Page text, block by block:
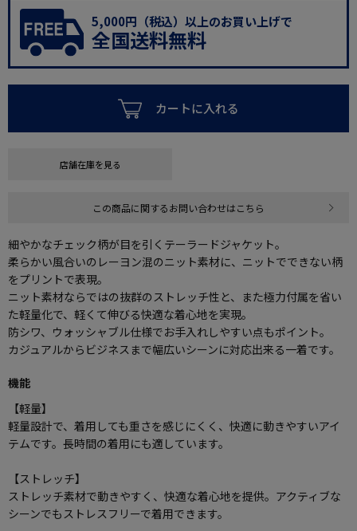
5,000円（税込）以上のお買い上げで
全国送料無料
カートに入れる
店舗在庫を見る
この商品に関するお問い合わせはこちら
細やかなチェック柄が目を引くテーラードジャケット。
柔らかい風合いのレーヨン混のニット素材に、ニットでできない柄
をプリントで表現。
ニット素材ならではの抜群のストレッチ性と、また極力付属を省い
た軽量化で、軽くて伸びる快適な着心地を実現。
防シワ、ウォッシャブル仕様でお手入れしやすい点もポイント。
カジュアルからビジネスまで幅広いシーンに対応出来る一着です。
機能
【軽量】
軽量設計で、着用しても重さを感じにくく、快適に動きやすいアイ
テムです。長時間の着用にも適しています。
【ストレッチ】
ストレッチ素材で動きやすく、快適な着心地を提供。アクティブな
シーンでもストレスフリーで着用できます。